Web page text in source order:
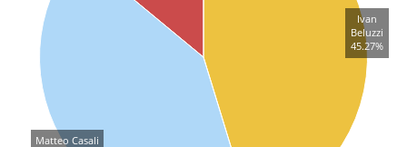
Ivan
Beluzzi
45.27%
Matteo Casali